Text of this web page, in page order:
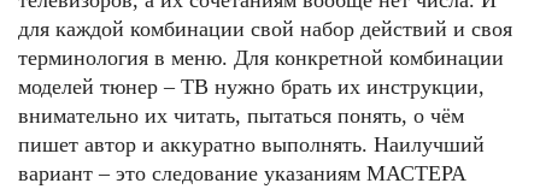
для каждой комбинации свой набор действий и своя
терминология в меню. Для конкретной комбинации
моделей тюнер – ТВ нужно брать их инструкции,
внимательно их читать, пытаться понять, о чём
пишет автор и аккуратно выполнять. Наилучший
вариант – это следование указаниям МАСТЕРА